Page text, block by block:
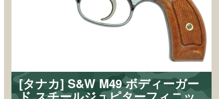
[タナカ] S&W M49 ボディーガー